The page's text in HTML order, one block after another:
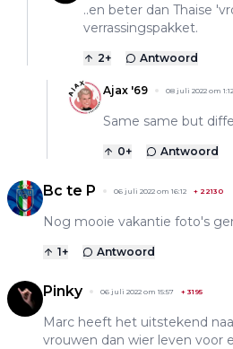
..en beter dan Thaise
verrassingspakket.
2+ Antwoord
Ajax '69 08 juli 2022 om 1:12
Same same but
0+ Antwoord
Bc te P 06 juli 2022 om 16:12 + 22130
Nog mooie vakantie foto's
1+ Antwoord
Pinky 06 juli 2022 om 15:57 + 3195
Marc heeft het uitstekend
vrouwen dan wier leven voor